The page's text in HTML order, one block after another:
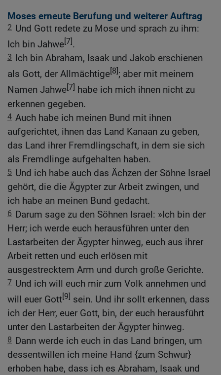
Moses erneute Berufung und weiterer Auftrag
2 Und Gott redete zu Mose und sprach zu ihm:
Ich bin Jahwe[7].
3 Ich bin Abraham, Isaak und Jakob erschienen
als Gott, der Allmächtige[8]; aber mit meinem
Namen Jahwe[7] habe ich mich ihnen nicht zu
erkennen gegeben.
4 Auch habe ich meinen Bund mit ihnen
aufgerichtet, ihnen das Land Kanaan zu geben,
das Land ihrer Fremdlingschaft, in dem sie sich
als Fremdlinge aufgehalten haben.
5 Und ich habe auch das Ächzen der Söhne Israel
gehört, die die Ägypter zur Arbeit zwingen, und
ich habe an meinen Bund gedacht.
6 Darum sage zu den Söhnen Israel: »Ich bin der
Herr; ich werde euch herausführen unter den
Lastarbeiten der Ägypter hinweg, euch aus ihrer
Arbeit retten und euch erlösen mit
ausgestrecktem Arm und durch große Gerichte.
7 Und ich will euch mir zum Volk annehmen und
will euer Gott[9] sein. Und ihr sollt erkennen, dass
ich der Herr, euer Gott, bin, der euch herausführt
unter den Lastarbeiten der Ägypter hinweg.
8 Dann werde ich euch in das Land bringen, um
dessentwillen ich meine Hand {zum Schwur}
erhoben habe, dass ich es Abraham, Isaak und